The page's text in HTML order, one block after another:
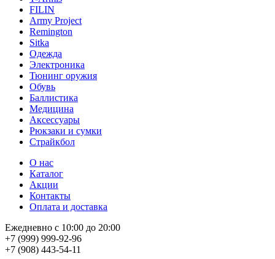
FILIN
Army Project
Remington
Sitka
Одежда
Электроника
Тюнинг оружия
Обувь
Баллистика
Медицина
Аксессуары
Рюкзаки и сумки
Страйкбол
О нас
Каталог
Акции
Контакты
Оплата и доставка
Ежедневно с 10:00 до 20:00
+7 (999) 999-92-96
+7 (908) 443-54-11